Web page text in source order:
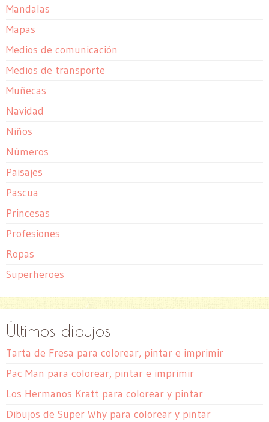
Mandalas
Mapas
Medios de comunicación
Medios de transporte
Muñecas
Navidad
Niños
Números
Paisajes
Pascua
Princesas
Profesiones
Ropas
Superheroes
Últimos dibujos
Tarta de Fresa para colorear, pintar e imprimir
Pac Man para colorear, pintar e imprimir
Los Hermanos Kratt para colorear y pintar
Dibujos de Super Why para colorear y pintar